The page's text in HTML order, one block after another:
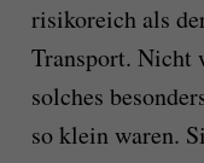
risikoreich als
Transport. Nicht
solches
so klein waren.